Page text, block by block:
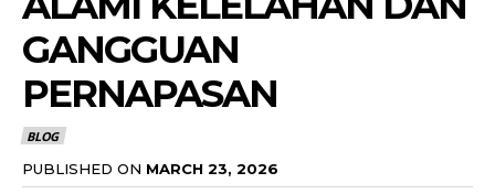
GANGGUAN
PERNAPASAN
BLOG
PUBLISHED ON MARCH 23, 2026